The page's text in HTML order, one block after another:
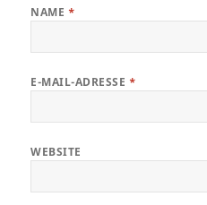
NAME *
E-MAIL-ADRESSE *
WEBSITE